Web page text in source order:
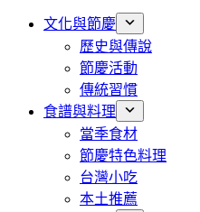
文化與節慶
歷史與傳說
節慶活動
傳統習慣
食譜與料理
當季食材
節慶特色料理
台灣小吃
本土推薦